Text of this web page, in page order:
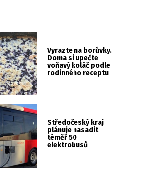
Vyrazte na borůvky.
Doma si upečte
voňavý koláč podle
rodinného receptu
Středočeský kraj
plánuje nasadit
téměř 50
elektrobusů